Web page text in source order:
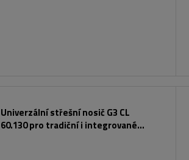
Univerzální střešní nosič G3 CL
60.130 pro tradiční i integrované